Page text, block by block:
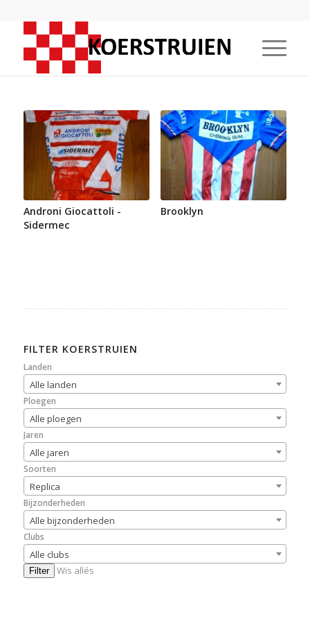
Androni Giocattoli -
Sidermec
Brooklyn
FILTER KOERSTRUIEN
Landen
Alle landen
Ploegen
Alle ploegen
Jaren
Alle jaren
Soorten
Replica
Bijzonderheden
Alle bijzonderheden
Clubs
Alle clubs
Filter Wis allés